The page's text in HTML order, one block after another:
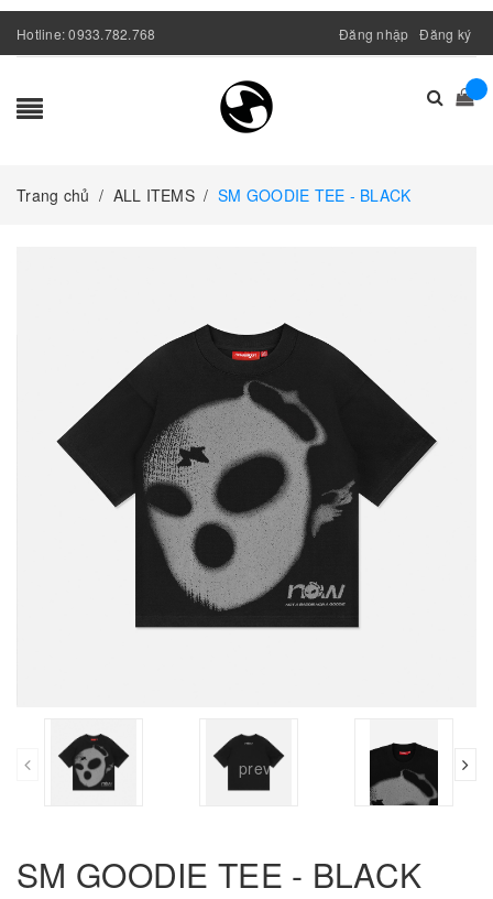
Hotline:0933.782.768 Đăng nhập Đăng ký
Trang chủ / ALL ITEMS / SM GOODIE TEE - BLACK
prev
SM GOODIE TEE - BLACK